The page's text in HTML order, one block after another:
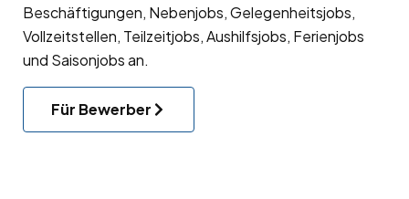
Beschäftigungen, Nebenjobs, Gelegenheitsjobs,
Vollzeitstellen, Teilzeitjobs, Aushilfsjobs, Ferienjobs
und Saisonjobs an.
Für Bewerber